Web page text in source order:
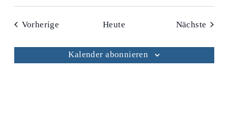
Vorherige Veranstaltungen
Heute Nächste
Kalender abonnieren